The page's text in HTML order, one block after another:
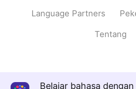
Language Partners
Tentang
Belajar bahasa dengan